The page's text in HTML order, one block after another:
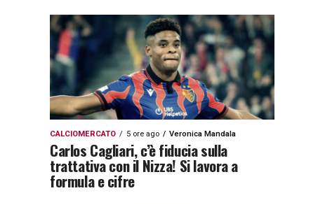
CALCIOMERCATO 5 ore ago Veronica Mandala
Carlos Cagliari, c’è fiducia sulla
trattativa con il Nizza! Si lavora a
formula e cifre